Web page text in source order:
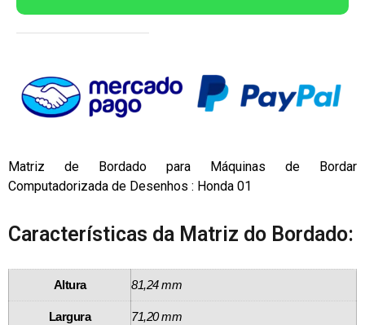
Matriz de Bordado para Máquinas de Bordar
Computadorizada de Desenhos : Honda 01
Características da Matriz do Bordado:
Altura 81,24 mm
Largura 71,20 mm